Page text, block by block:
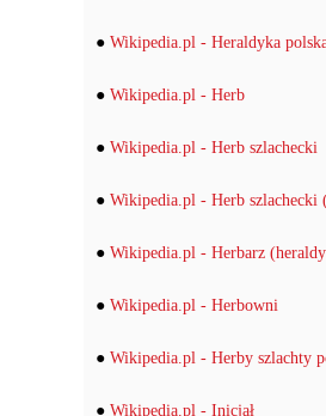
● Wikipedia.pl - Heraldyka
● Wikipedia.pl - Herb
● Wikipedia.pl - Herb szlachecki
● Wikipedia.pl - Herb szlachecki
● Wikipedia.pl - Herbarz
● Wikipedia.pl - Herbowni
● Wikipedia.pl - Herby szlachty
● Wikipedia.pl - Inicjał